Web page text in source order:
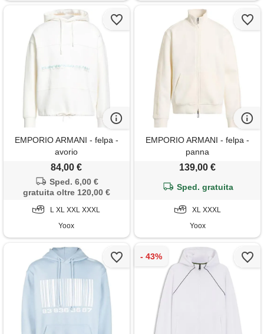
EMPORIO ARMANI - felpa -
avorio
84,00 €
Sped. 6,00 €
gratuita oltre 120,00 €
L XL XXL XXXL
Yoox
EMPORIO ARMANI - felpa -
panna
139,00 €
Sped. gratuita
XL XXXL
Yoox